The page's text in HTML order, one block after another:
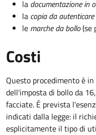
la documentazione in
la copia da autenticare
le marche da bollo(se
Costi
Questo procedimento è
dell'imposta di bollo da
facciate. É prevista
indicati dalla legge: il
esplicitamente il tipo di